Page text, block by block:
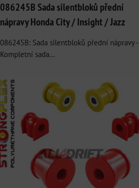
086245B Sada silentbloků přední
nápravy Honda City / Insight / Jazz
086245B: Sada silentbloků přední nápravy -
Kompletní sada...